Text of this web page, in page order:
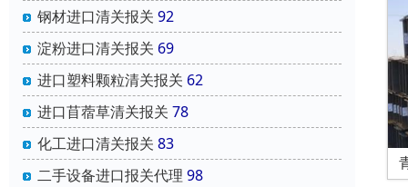
钢材进口清关报关 92
淀粉进口清关报关 69
进口塑料颗粒清关报关 62
进口苜蓿草清关报关 78
化工进口清关报关 83
二手设备进口报关代理 98